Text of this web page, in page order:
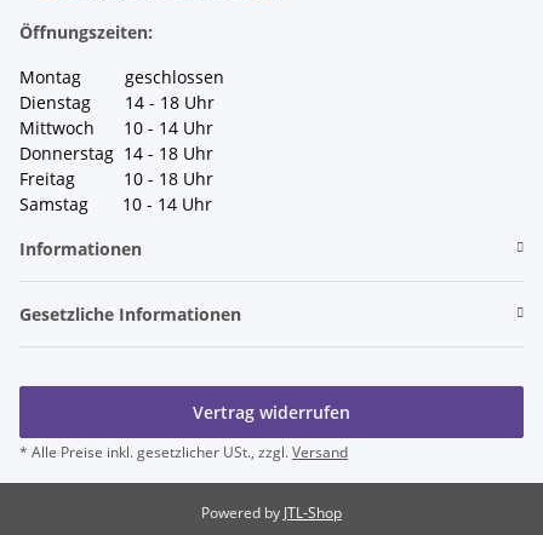
Öffnungszeiten:
Montag geschlossen
Dienstag 14 - 18 Uhr
Mittwoch 10 - 14 Uhr
Donnerstag 14 - 18 Uhr
Freitag 10 - 18 Uhr
Samstag 10 - 14 Uhr
Informationen
Gesetzliche Informationen
Vertrag widerrufen
* Alle Preise inkl. gesetzlicher USt., zzgl.Versand
Powered by JTL-Shop